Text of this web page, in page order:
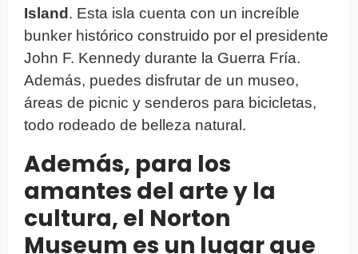
Island. Esta isla cuenta con un increíble
bunker histórico construido por el presidente
John F. Kennedy durante la Guerra Fría.
Además, puedes disfrutar de un museo,
áreas de picnic y senderos para bicicletas,
todo rodeado de belleza natural.
Además, para los
amantes del arte y la
cultura, el Norton
Museum es un lugar que